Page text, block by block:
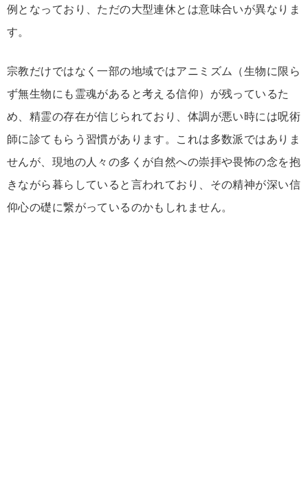
例となっており、ただの大型連休とは意味合いが異なりま
す。
宗教だけではなく一部の地域ではアニミズム（生物に限ら
ず無生物にも霊魂があると考える信仰）が残っているた
め、精霊の存在が信じられており、体調が悪い時には呪術
師に診てもらう習慣があります。これは多数派ではありま
せんが、現地の人々の多くが自然への崇拝や畏怖の念を抱
きながら暮らしていると言われており、その精神が深い信
仰心の礎に繋がっているのかもしれません。